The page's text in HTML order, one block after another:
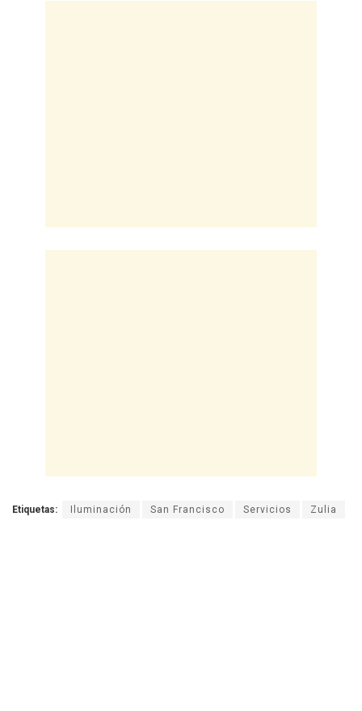
Etiquetas: Iluminación San Francisco Servicios Zulia